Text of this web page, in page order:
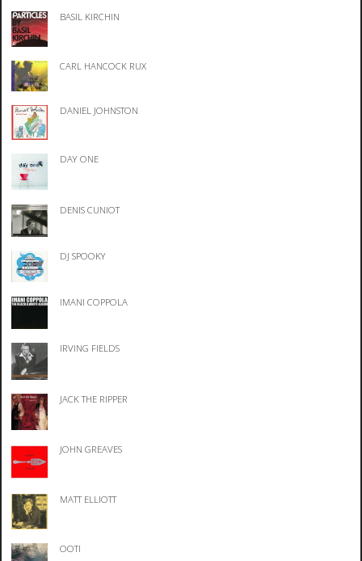
BASIL KIRCHIN
CARL HANCOCK RUX
DANIEL JOHNSTON
DAY ONE
DENIS CUNIOT
DJ SPOOKY
IMANI COPPOLA
IRVING FIELDS
JACK THE RIPPER
JOHN GREAVES
MATT ELLIOTT
OOTI